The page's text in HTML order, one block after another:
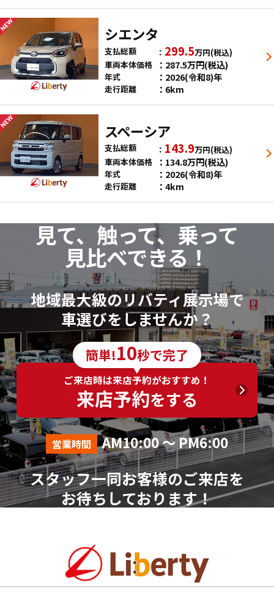
シエンタ
支払総額 299.5万円(税込)
車両本体価格
287.5万円(税込)
年式 2026(令和8)年
走行距離 6km
スペーシア
支払総額 143.9万円(税込)
車両本体価格
134.8万円(税込)
年式 2026(令和8)年
走行距離 4km
見て、触って、乗って
見比べできる！
地域最大級のリバティ展示場で
車選びをしませんか？
簡単!10秒で完了
ご来店時は来店予約がおすすめ！
来店予約をする
営業時間 AM10:00 ～ PM6:00
スタッフ一同お客様のご来店を
お待ちしております！